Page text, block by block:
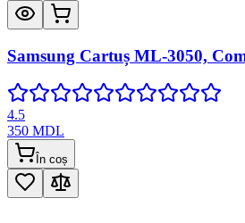
Samsung Cartuș ML-3050,
4.5
350 MDL
În coș